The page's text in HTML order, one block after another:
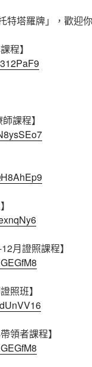
塔羅牌」，歡迎
程】
課程】
月證照課程】
照班】
領者課程】